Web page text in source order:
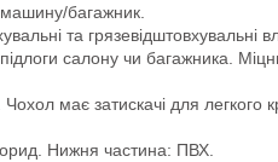
багажник.
та грязевідштовхувальні
салону чи багажника.
Чохол має затискачі для
Нижня частина: ПВХ.